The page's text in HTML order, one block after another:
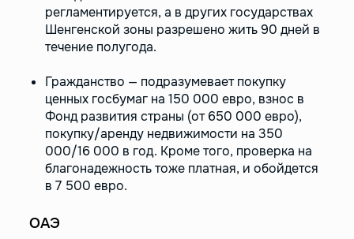
регламентируется, а в других государствах
Шенгенской зоны разрешено жить 90 дней в
течение полугода.
Гражданство — подразумевает покупку
ценных госбумаг на 150 000 евро, взнос в
Фонд развития страны (от 650 000 евро),
покупку/аренду недвижимости на 350
000/16 000 в год. Кроме того, проверка на
благонадежность тоже платная, и обойдется
в 7 500 евро.
ОАЭ